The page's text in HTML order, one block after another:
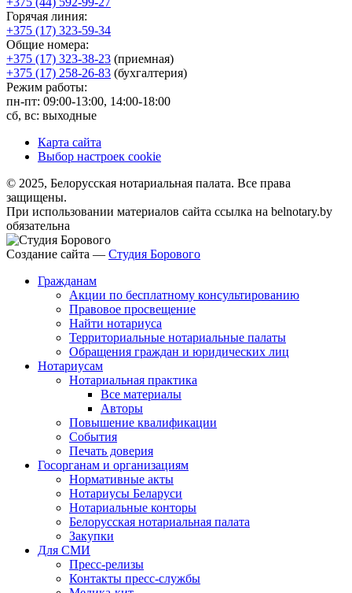
Горячая линия:
+375 (17) 323-59-34
Общие номера:
+375 (17) 323-38-23 (приемная)
+375 (17) 258-26-83 (бухгалтерия)
Режим работы:
пн-пт: 09:00-13:00, 14:00-18:00
сб, вс: выходные
Карта сайта
Выбор настроек cookie
© 2025, Белорусская нотариальная палата. Все права
защищены.
При использовании материалов сайта ссылка на belnotary.by
обязательна
Создание сайта — Студия Борового
Гражданам
Акции по бесплатному консультированию
Правовое просвещение
Найти нотариуса
Территориальные нотариальные палаты
Обращения граждан и юридических лиц
Нотариусам
Нотариальная практика
Все материалы
Авторы
Повышение квалификации
События
Печать доверия
Госорганам и организациям
Нормативные акты
Нотариусы Беларуси
Нотариальные конторы
Белорусская нотариальная палата
Закупки
Для СМИ
Пресс-релизы
Контакты пресс-службы